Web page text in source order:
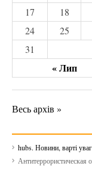
« Лип
17
18
24
25
31
Весь архів »
hubs. Новини, варті
Антитеррористическая